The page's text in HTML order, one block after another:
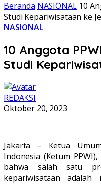
Beranda NASIONAL 10
Studi Kepariwisataan ke
NASIONAL
10 Anggota
Studi
REDAKSI
Oktober 20, 2023
Jakarta – Ketua
Indonesia (Ketum
bahwa salah satu
kepariwisataan adalah